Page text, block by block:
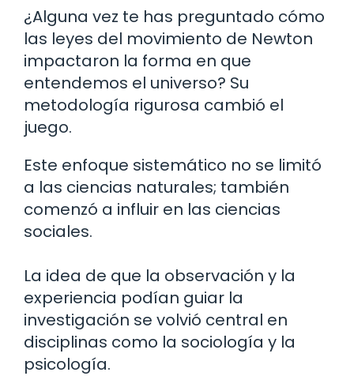
¿Alguna vez te has preguntado cómo
las leyes del movimiento de Newton
impactaron la forma en que
entendemos el universo? Su
metodología rigurosa cambió el
juego.
Este enfoque sistemático no se limitó
a las ciencias naturales; también
comenzó a influir en las ciencias
sociales.
La idea de que la observación y la
experiencia podían guiar la
investigación se volvió central en
disciplinas como la sociología y la
psicología.